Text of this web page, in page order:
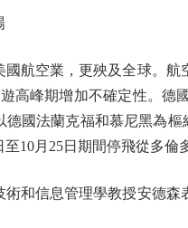
空業，更殃及全球。航
高峰期增加不確定性。德
德國法蘭克福和慕尼黑為
10月25日期間停飛從多倫
信息管理學教授安德森